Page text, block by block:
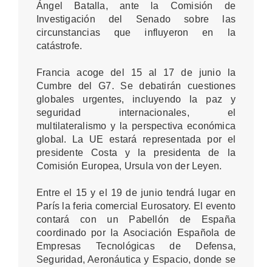
Ángel Batalla, ante la Comisión de
Investigación del Senado sobre las
circunstancias que influyeron en la
catástrofe.
Francia acoge del 15 al 17 de junio la
Cumbre del G7. Se debatirán cuestiones
globales urgentes, incluyendo la paz y
seguridad internacionales, el
multilateralismo y la perspectiva económica
global. La UE estará representada por el
presidente Costa y la presidenta de la
Comisión Europea, Ursula von der Leyen.
Entre el 15 y el 19 de junio tendrá lugar en
París la feria comercial Eurosatory. El evento
contará con un Pabellón de España
coordinado por la Asociación Española de
Empresas Tecnológicas de Defensa,
Seguridad, Aeronáutica y Espacio, donde se